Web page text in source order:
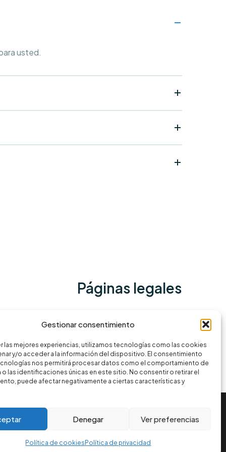
Gestionar consentimiento
las mejores experiencias, utilizamos tecnologías como las cookies
y/o acceder a la información del dispositivo. El consentimiento
nos permitirá procesar datos como el comportamiento de
o las identificaciones únicas en este sitio. No consentir o retirar el
puede afectar negativamente a ciertas características y
Denegar Ver preferencias
Política de cookies Política de privacidad
usted.
Páginas legales
Política de cookies